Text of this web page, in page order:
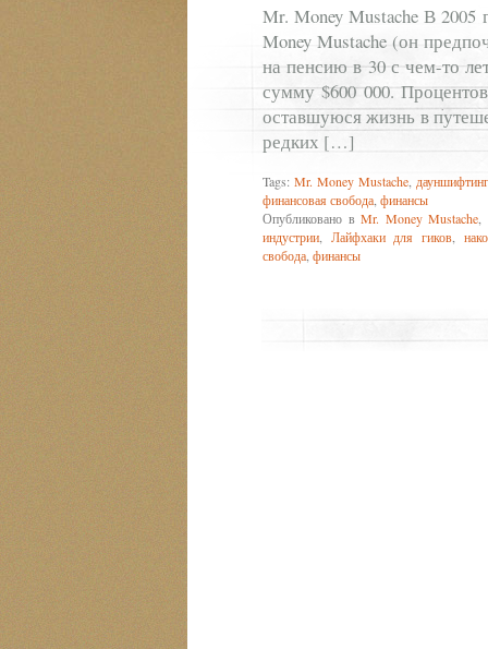
Mr. Money Mustache В 2005
Money Mustache (он
на пенсию в 30 с чем-то
сумму $600 000.
оставшуюся жизнь в
редких […]
Tags: Mr. Money Mustache, дауншифтинг
финансовая свобода финансы
Опубликовано вMr. Money Mustache
индустрии
Лайфхаки для гиков
свобода финансы